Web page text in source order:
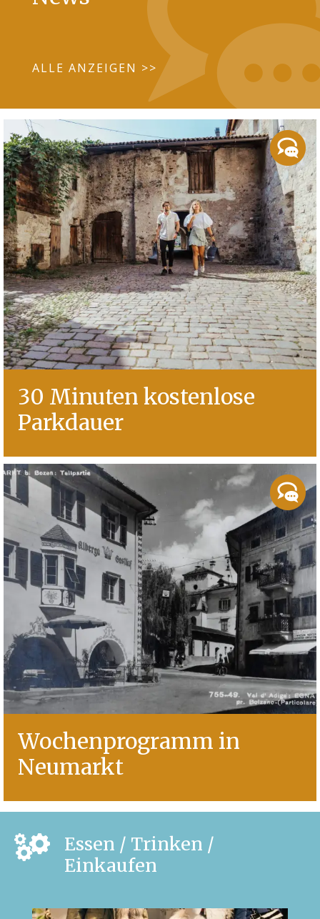
ALLE ANZEIGEN >>
30 Minuten kostenlose
Parkdauer
Wochenprogramm in
Neumarkt
Essen / Trinken /
Einkaufen